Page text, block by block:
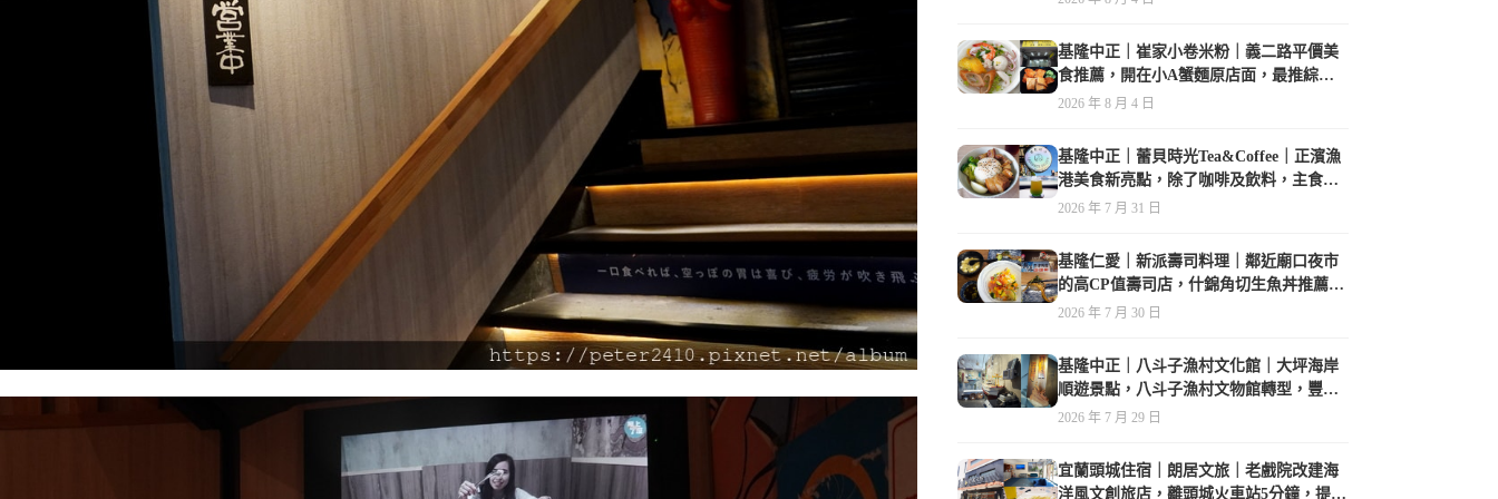
基隆中正｜崔家小卷米粉｜義二路平價美
食推薦，開在小A蟹麵原店面，最推綜合
海鮮麵
2026 年 8 月 4 日
基隆中正｜蕾貝時光Tea&Coffee｜正濱漁
港美食新亮點，除了咖啡及飲料，主食也
很有特色
2026 年 7 月 31 日
基隆仁愛｜新派壽司料理｜鄰近廟口夜市
的高CP值壽司店，什錦角切生魚丼推薦必
點
2026 年 7 月 30 日
基隆中正｜八斗子漁村文化館｜大坪海岸
順遊景點，八斗子漁村文物館轉型，豐富
的漁業文物，值得走訪
2026 年 7 月 29 日
宜蘭頭城住宿｜朗居文旅｜老戲院改建海
洋風文創旅店，離頭城火車站5分鐘，提供